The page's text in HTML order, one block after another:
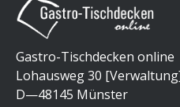
Gastro-Tischdecken online
Lohausweg 30
D—48145 Münster